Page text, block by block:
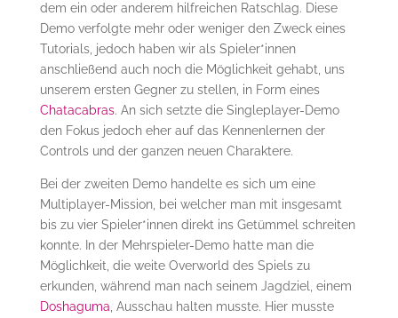
dem ein oder anderem hilfreichen Ratschlag. Diese
Demo verfolgte mehr oder weniger den Zweck eines
Tutorials, jedoch haben wir als Spieler*innen
anschließend auch noch die Möglichkeit gehabt, uns
unserem ersten Gegner zu stellen, in Form eines
Chatacabras. An sich setzte die Singleplayer-Demo
den Fokus jedoch eher auf das Kennenlernen der
Controls und der ganzen neuen Charaktere.
Bei der zweiten Demo handelte es sich um eine
Multiplayer-Mission, bei welcher man mit insgesamt
bis zu vier Spieler*innen direkt ins Getümmel schreiten
konnte. In der Mehrspieler-Demo hatte man die
Möglichkeit, die weite Overworld des Spiels zu
erkunden, während man nach seinem Jagdziel, einem
Doshaguma, Ausschau halten musste. Hier musste